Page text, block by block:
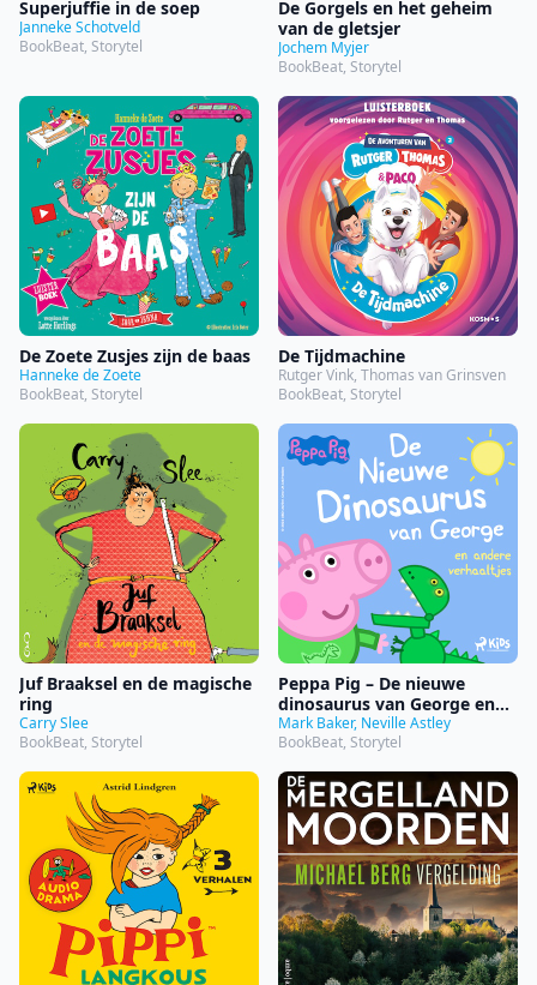
Superjuffie in de soep
Janneke Schotveld
BookBeat, Storytel
De Gorgels en het geheim
van de gletsjer
Jochem Myjer
BookBeat, Storytel
De Zoete Zusjes zijn de baas
Hanneke de Zoete
BookBeat, Storytel
De Tijdmachine
Rutger Vink, Thomas van Grinsven
BookBeat, Storytel
Juf Braaksel en de magische
ring
Carry Slee
BookBeat, Storytel
Peppa Pig – De nieuwe
dinosaurus van George en
andere verhaaltjes
Mark Baker, Neville Astley
BookBeat, Storytel